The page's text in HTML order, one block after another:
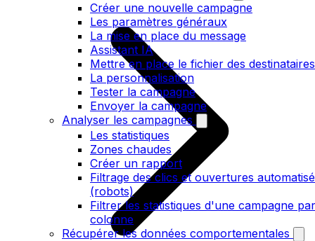
Créer une nouvelle campagne
Les paramètres généraux
La mise en place du message
Assistant IA
Mettre en place le fichier des destinataires
La personnalisation
Tester la campagne
Envoyer la campagne
Analyser les campagnes
Les statistiques
Zones chaudes
Créer un rapport
Filtrage des clics et ouvertures
(robots)
Filtrer les statistiques d'une campagne par
colonne
Récupérer les données comportementales